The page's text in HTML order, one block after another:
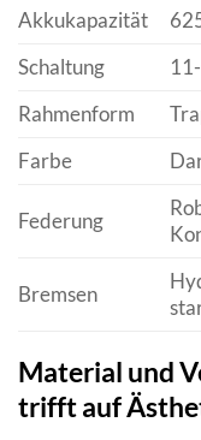
Akkukapazität
Schaltung
Rahmenform
Farbe
Federung
Bremsen
Material und
trifft auf